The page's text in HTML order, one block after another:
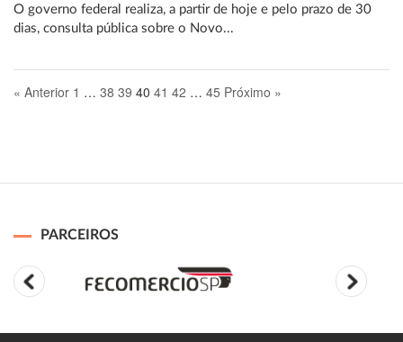
O governo federal realiza, a partir de hoje e pelo prazo de 30
dias, consulta pública sobre o Novo...
« Anterior 1 … 38 39 40 41 42 … 45 Próximo »
PARCEIROS